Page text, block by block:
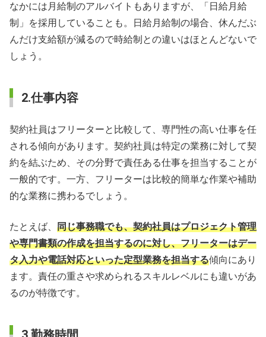
なかには月給制のアルバイトもありますが、「日給月給
制」を採用していることも。日給月給制の場合、休んだぶ
んだけ支給額が減るので時給制との違いはほとんどないで
しょう。
2.仕事内容
契約社員はフリーターと比較して、専門性の高い仕事を任
される傾向があります。契約社員は特定の業務に対して契
約を結ぶため、その分野で責任ある仕事を担当することが
一般的です。一方、フリーターは比較的簡単な作業や補助
的な業務に携わるでしょう。
たとえば、 同じ事務職でも、契約社員はプロジェクト管理
や専門書類の作成を担当するのに対し、フリーターはデー
タ入力や電話対応といった定型業務を担当する傾向にあり
ます。責任の重さや求められるスキルレベルにも違いがあ
るのが特徴です。